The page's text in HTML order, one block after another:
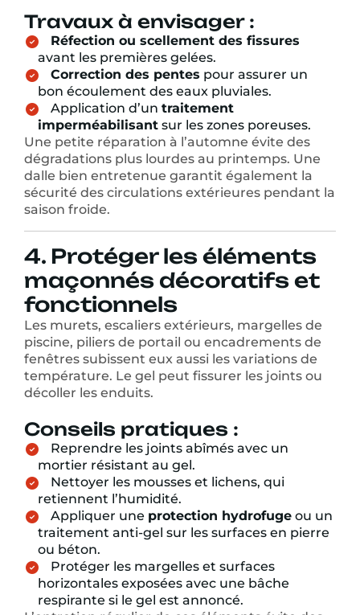
Travaux à envisager :
Réfection ou scellement des fissures
avant les premières gelées.
Correction des pentes pour assurer un
bon écoulement des eaux pluviales.
Application d’un traitement
imperméabilisant sur les zones poreuses.
Une petite réparation à l’automne évite des
dégradations plus lourdes au printemps. Une
dalle bien entretenue garantit également la
sécurité des circulations extérieures pendant la
saison froide.
4. Protéger les éléments
maçonnés décoratifs et
fonctionnels
Les murets, escaliers extérieurs, margelles de
piscine, piliers de portail ou encadrements de
fenêtres subissent eux aussi les variations de
température. Le gel peut fissurer les joints ou
décoller les enduits.
Conseils pratiques :
Reprendre les joints abîmés avec un
mortier résistant au gel.
Nettoyer les mousses et lichens, qui
retiennent l’humidité.
Appliquer une protection hydrofuge ou un
traitement anti-gel sur les surfaces en pierre
ou béton.
Protéger les margelles et surfaces
horizontales exposées avec une bâche
respirante si le gel est annoncé.